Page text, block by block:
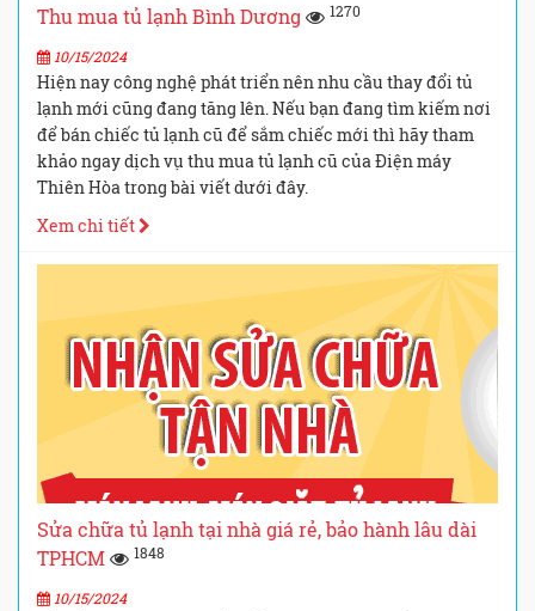
Thu mua tủ lạnh Bình Dương 1270
10/15/2024
Hiện nay công nghệ phát triển nên nhu cầu thay đổi tủ
lạnh mới cũng đang tăng lên. Nếu bạn đang tìm kiếm nơi
để bán chiếc tủ lạnh cũ để sắm chiếc mới thì hãy tham
khảo ngay dịch vụ thu mua tủ lạnh cũ của Điện máy
Thiên Hòa trong bài viết dưới đây.
Xem chi tiết
Sửa chữa tủ lạnh tại nhà giá rẻ, bảo hành lâu dài
TPHCM
1848
10/15/2024